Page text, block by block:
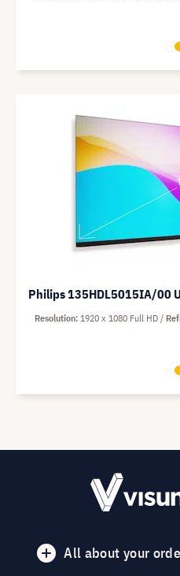
Philips 135HDL5015IA/00
Resolution 1920 x 1080 Full HD
All about your